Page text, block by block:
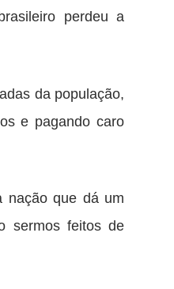
perdeu a
da população,
e pagando caro
nação que dá um
sermos feitos de